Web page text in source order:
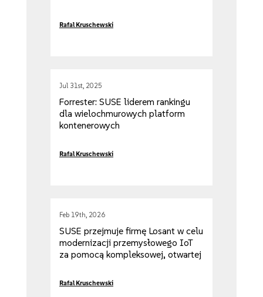
Rafal Kruschewski
Jul 31st, 2025
Forrester: SUSE liderem rankingu
dla wielochmurowych platform
kontenerowych
Rafal Kruschewski
Feb 19th, 2026
SUSE przejmuje firmę Losant w celu
modernizacji przemysłowego IoT
za pomocą kompleksowej, otwartej
na brzegu sieci
Rafal Kruschewski